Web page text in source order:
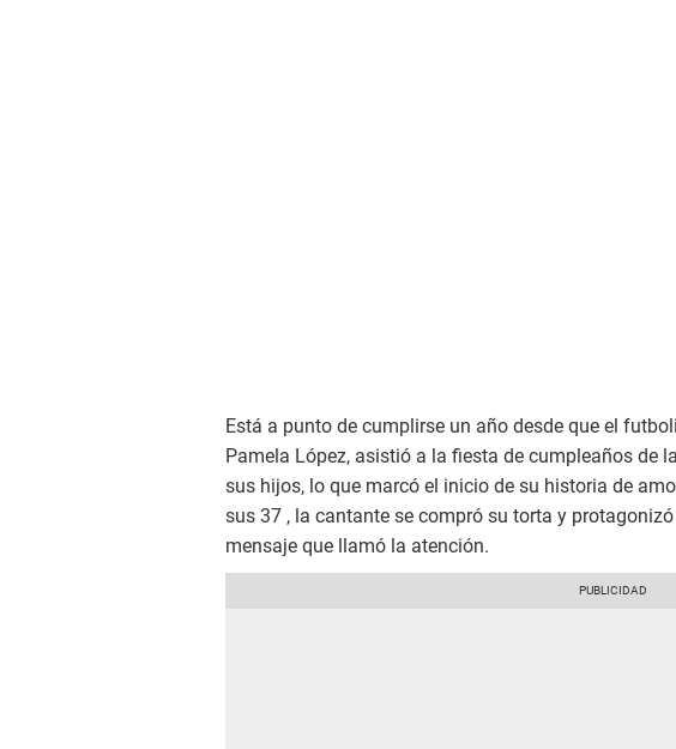
Está a punto de cumplirse un año desde que el
Pamela López, asistió a la fiesta de cumpleaños de
sus hijos, lo que marcó el inicio de su historia de
sus 37 , la cantante se compró su torta y
mensaje que llamó la atención.